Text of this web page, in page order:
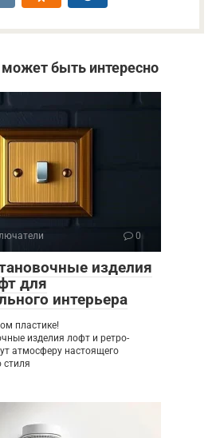
быть интересно
0
изделия
для
интерьера
пластике!
изделия лофт и ретро-
атмосферу настоящего
стиля